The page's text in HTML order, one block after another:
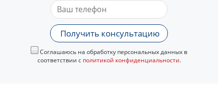
Получить консультацию
Соглашаюсь на обработку персональных данных в
соответствии с политикой конфиденциальности.